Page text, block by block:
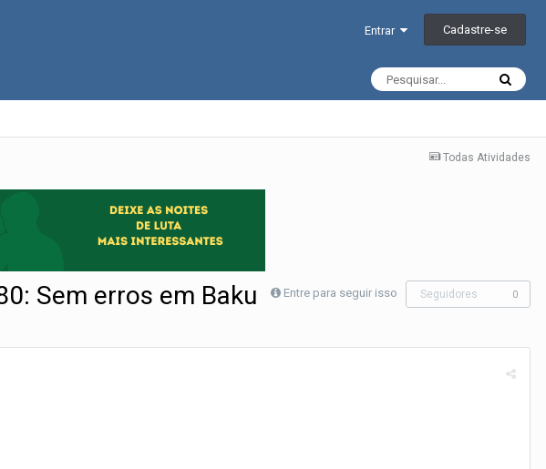
Entrar Cadastre-se
Todas Atividades
Entre para seguir isso Seguidores 0
Sem erros em Baku